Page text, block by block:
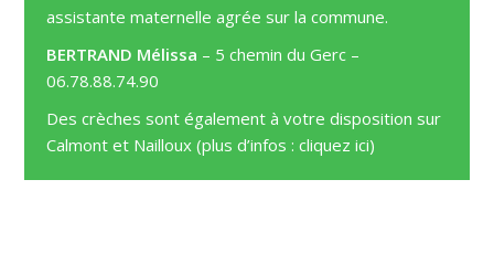
assistante maternelle agrée sur la commune.
BERTRAND Mélissa – 5 chemin du Gerc –
06.78.88.74.90
Des crèches sont également à votre disposition sur
Calmont et Nailloux (plus d’infos :cliquez ici)